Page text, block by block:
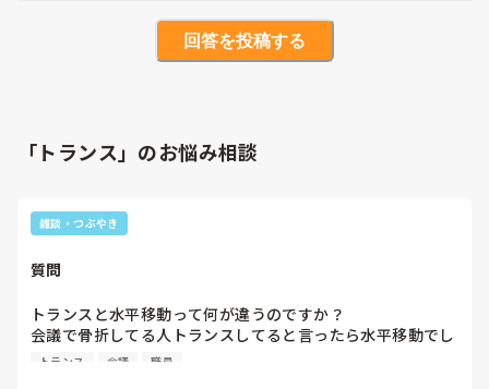
回答を投稿する
「トランス」のお悩み相談
雑談・つぶやき
質問
トランスと水平移動って何が違うのですか？
会議で骨折してる人トランスしてると言ったら水平移動でし
ょと言われたのですが
トランス 会議 職員